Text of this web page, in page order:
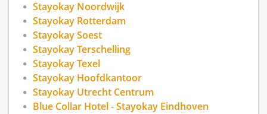
Stayokay Noordwijk
Stayokay Rotterdam
Stayokay Soest
Stayokay Terschelling
Stayokay Texel
Stayokay Hoofdkantoor
Stayokay Utrecht Centrum
Blue Collar Hotel - Stayokay Eindhoven